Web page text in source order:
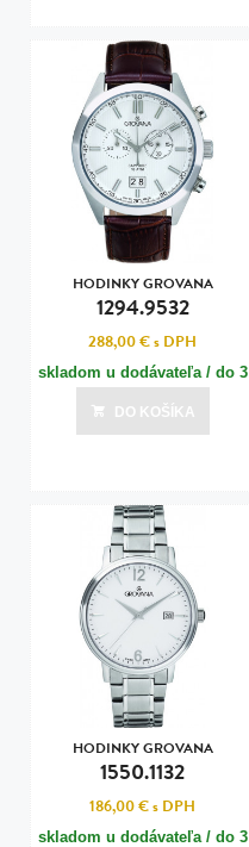
HODINKY GROVANA
1294.9532
288,00 €s DPH
skladom u dodávateľa / do 3
dní
Posledná aktualizácia dnes o 07:00
DO KOŠÍKA
HODINKY GROVANA
1550.1132
186,00 €s DPH
skladom u dodávateľa / do 3